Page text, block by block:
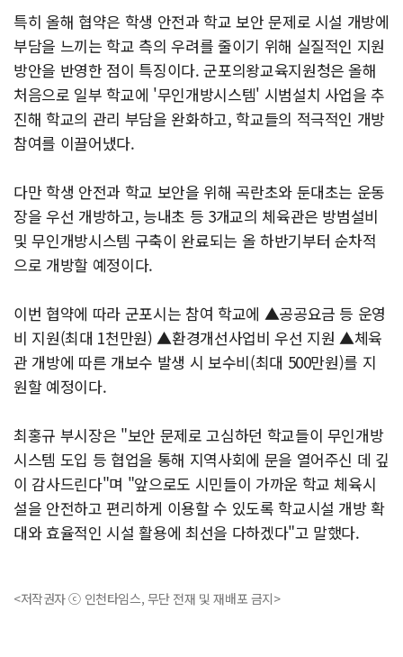
특히 올해 협약은 학생 안전과 학교 보안 문제로 시설 개방에
부담을 느끼는 학교 측의 우려를 줄이기 위해 실질적인 지원
방안을 반영한 점이 특징이다. 군포의왕교육지원청은 올해
처음으로 일부 학교에 '무인개방시스템' 시범설치 사업을 추
진해 학교의 관리 부담을 완화하고, 학교들의 적극적인 개방
참여를 이끌어냈다.
다만 학생 안전과 학교 보안을 위해 곡란초와 둔대초는 운동
장을 우선 개방하고, 능내초 등 3개교의 체육관은 방범설비
및 무인개방시스템 구축이 완료되는 올 하반기부터 순차적
으로 개방할 예정이다.
이번 협약에 따라 군포시는 참여 학교에 ▲공공요금 등 운영
비 지원(최대 1천만원) ▲환경개선사업비 우선 지원 ▲체육
관 개방에 따른 개보수 발생 시 보수비(최대 500만원)를 지
원할 예정이다.
최홍규 부시장은 "보안 문제로 고심하던 학교들이 무인개방
시스템 도입 등 협업을 통해 지역사회에 문을 열어주신 데 깊
이 감사드린다"며 "앞으로도 시민들이 가까운 학교 체육시
설을 안전하고 편리하게 이용할 수 있도록 학교시설 개방 확
대와 효율적인 시설 활용에 최선을 다하겠다"고 말했다.
<저작권자 ⓒ 인천타임스, 무단 전재 및 재배포 금지>